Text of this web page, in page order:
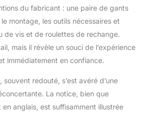
journée. Avec un
levage en hauteur
fluide et un
pivotement à 360°,
vous vous déplacez
à l'aise, quelle que
soit votre position
assise. Soutien
ergonomique là où
vous en avez le
du fabricant : une paire de gants
montage, les outils nécessaires et
de vis et de roulettes de rechange.
mais il révèle un souci de l’expérience
immédiatement en confiance.
souvent redouté, s’est avéré d’une
La notice, bien que
en anglais, est suffisamment illustrée